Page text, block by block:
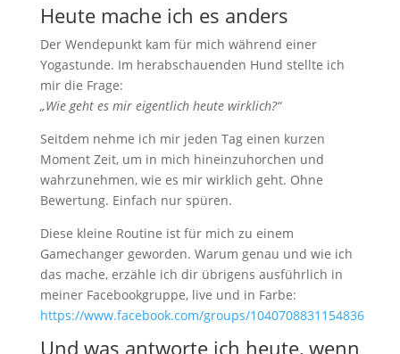
Heute mache ich es anders
Der Wendepunkt kam für mich während einer
Yogastunde. Im herabschauenden Hund stellte ich
mir die Frage:
„Wie geht es mir eigentlich heute wirklich?“
Seitdem nehme ich mir jeden Tag einen kurzen
Moment Zeit, um in mich hineinzuhorchen und
wahrzunehmen, wie es mir wirklich geht. Ohne
Bewertung. Einfach nur spüren.
Diese kleine Routine ist für mich zu einem
Gamechanger geworden. Warum genau und wie ich
das mache, erzähle ich dir übrigens ausführlich in
meiner Facebookgruppe, live und in Farbe:
https://www.facebook.com/groups/1040708831154836
Und was antworte ich heute, wenn